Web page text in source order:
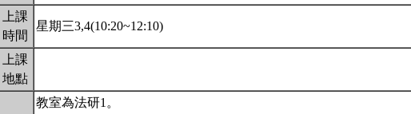
上課
時間
星期三3,4(10:20~12:10)
上課
地點
教室為法研1。